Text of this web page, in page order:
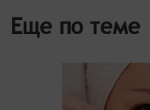
Еще по теме